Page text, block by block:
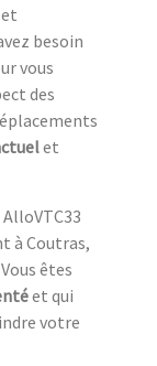
besoin
vous
des
et
à Coutras,
êtes
et qui
votre